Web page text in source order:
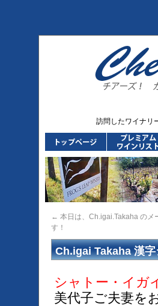
訪問したワイナリ
← 本日は、Ch.igai.Takaha のメ
す！
Ch.igai Takaha 漢
シャトー・イガ
美代子ご夫妻を